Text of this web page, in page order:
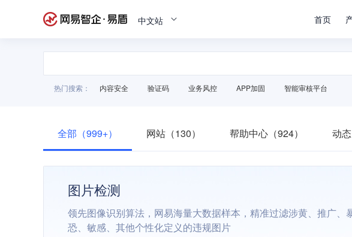
中文站 首页
热门搜索： 内容安全 验证码 业务风控 APP加固 智能审核平台
全部（999+） 网站（130） 帮助中心（924） 动
图片检测
领先图像识别算法，网易海量大数据样本，精准过滤涉黄、推广、
恐、敏感、其他个性化定义的违规图片